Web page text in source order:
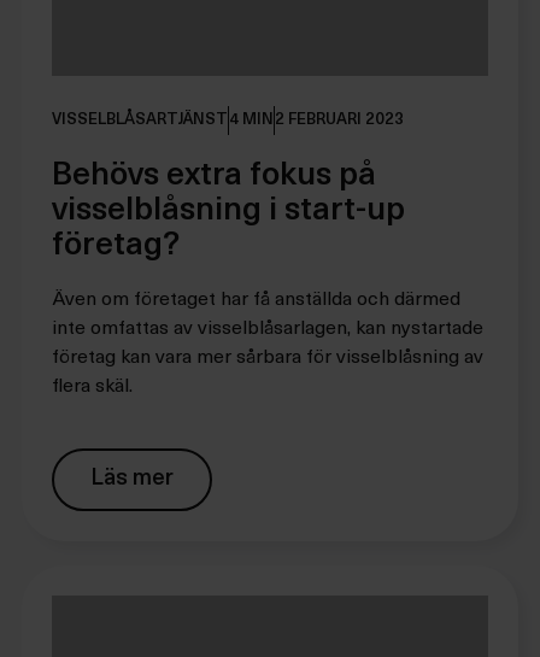
VISSELBLÅSARTJÄNST 4 MIN 2 FEBRUARI 2023
Behövs extra fokus på
visselblåsning i start-up
företag?
Även om företaget har få anställda och därmed
inte omfattas av visselblåsarlagen, kan nystartade
företag kan vara mer sårbara för visselblåsning av
flera skäl.
Läs mer